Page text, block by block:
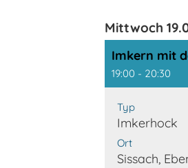
Mittwoch
Imkern mit
19:00 - 20:30
Typ
Imkerhock
Ort
Sissach,